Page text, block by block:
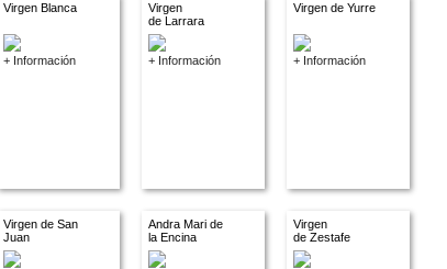
Virgen Blanca
+ Información
Virgen
de Larrara
+ Información
Virgen de Yurre
+ Información
Virgen de San
Juan
Andra Mari de
la Encina
Virgen
de Zestafe